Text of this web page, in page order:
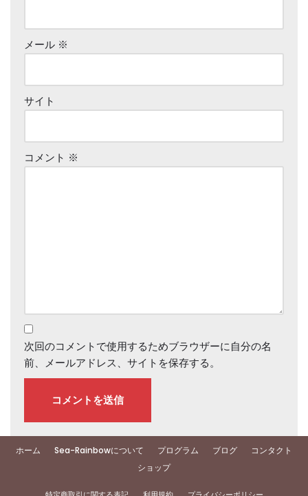
メール ※
サイト
コメント ※
次回のコメントで使用するためブラウザーに自分の名
前、メールアドレス、サイトを保存する。
ホーム Sea-Rainbowについて プログラム ブログ
コンタクト
ショップ